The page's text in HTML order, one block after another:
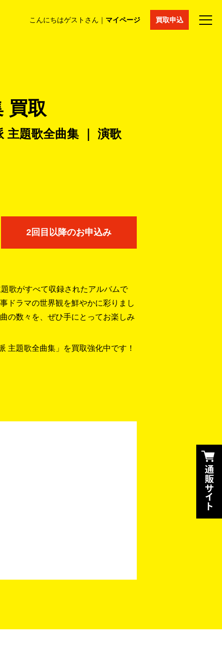
こんにちはゲストさん｜ マイページ 買取申込
コラム マイページ 採用情報 通販サイト
買取
主題歌全曲集 ｜ 演歌
2回目以降のお申込み
歌がすべて収録されたアルバムで
ドラマの世界観を鮮やかに彩りまし
の数々を、ぜひ手にとってお楽しみ
主題歌全曲集」を買取強化中です！